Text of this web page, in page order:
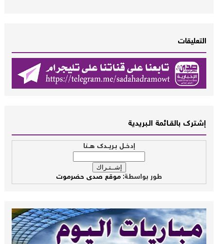
التعليقات
إشــترك بالقـــائمة الــبريدية
إدخــل بـريــدك هــنا
طور بواسطة:موقع صدى حضرموت